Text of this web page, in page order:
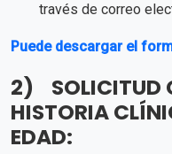
través de correo
Puede descargar el
2) SOLICITUD
HISTORIA
EDAD: